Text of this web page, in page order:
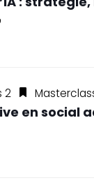
2
en social